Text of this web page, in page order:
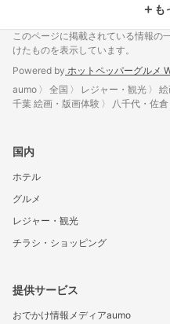
＋ も
このページに掲載されている情報の
けたものを表示しています。
Powered by ホットペッパーグルメ
aumo
全国 レジャー・観光
千葉 絵画・版画体験
八千代・佐
国内
ホテル
グルメ
レジャー・観光
チラシ・ショッピング
提供サービス
おでかけ情報メディアaumo